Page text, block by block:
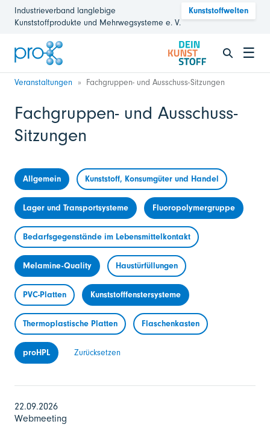
Industrieverband langlebige
Kunststoffprodukte und Mehrwegsysteme e. V.
Kunststoffwelten
☰
Veranstaltungen Fachgruppen- und Ausschuss-Sitzungen
Fachgruppen- und Ausschuss-
Sitzungen
Allgemein Kunststoff, Konsumgüter und Handel
Lager und Transportsysteme Fluoropolymergruppe
Bedarfsgegenstände im Lebensmittelkontakt
Melamine-Quality Haustürfüllungen
PVC-Platten Kunststofffenstersysteme
Thermoplastische Platten Flaschenkasten
proHPL Zurücksetzen
22.09.2026
Webmeeting